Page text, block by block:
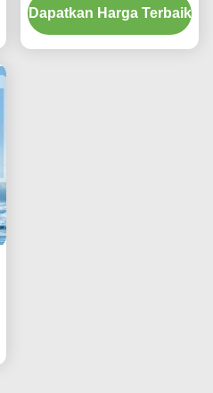
Dapatkan Harga Terbaik